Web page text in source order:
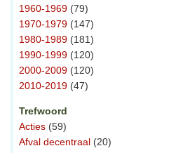
1960-1969 (79)
1970-1979 (147)
1980-1989 (181)
1990-1999 (120)
2000-2009 (120)
2010-2019 (47)
Trefwoord
Acties (59)
Afval decentraal (20)